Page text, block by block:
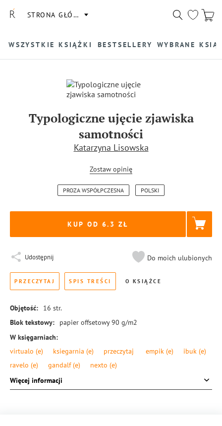
STRONA GŁÓWNA
WSZYSTKIE KSIĄŻKI BESTSELLERY WYBRANE
Typologiczne ujęcie zjawiska
samotności
Katarzyna Lisowska
Zostaw opinię
PROZA WSPÓŁPCZESNA POLSKI
KUP OD 6.3
Udostępnij Do moich ulubionych
PRZECZYTAJ SPIS TREŚCI O KSIĄŻCE
Objętość: 16 str.
Blok tekstowy:
papier offsetowy 90 g/m2
W księgarniach:
virtualo (e) ksiegarnia (e) przeczytaj empik (e) ibuk (e)
ravelo (e) gandalf (e) nexto (e)
Format: 145 × 205 mm
Więcej informacji